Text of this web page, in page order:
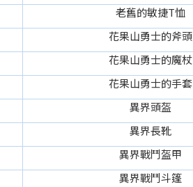
老舊的敏捷T恤
花果山勇士的斧頭
花果山勇士的魔杖
花果山勇士的手套
異界頭盔
異界長靴
異界戰鬥盔甲
異界戰鬥斗篷